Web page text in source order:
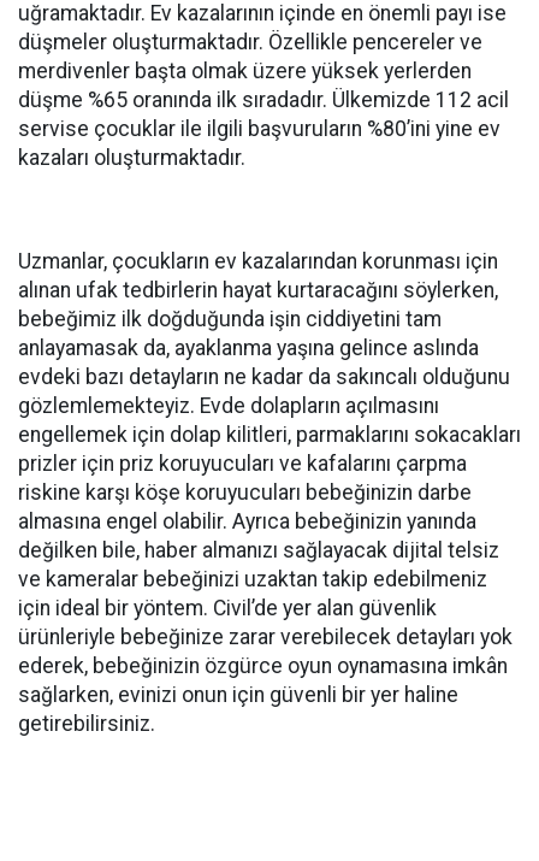
uğramaktadır. Ev kazalarının içinde en önemli payı ise
düşmeler oluşturmaktadır. Özellikle pencereler ve
merdivenler başta olmak üzere yüksek yerlerden
düşme %65 oranında ilk sıradadır. Ülkemizde 112 acil
servise çocuklar ile ilgili başvuruların %80’ini yine ev
kazaları oluşturmaktadır.
Uzmanlar, çocukların ev kazalarından korunması için
alınan ufak tedbirlerin hayat kurtaracağını söylerken,
bebeğimiz ilk doğduğunda işin ciddiyetini tam
anlayamasak da, ayaklanma yaşına gelince aslında
evdeki bazı detayların ne kadar da sakıncalı olduğunu
gözlemlemekteyiz. Evde dolapların açılmasını
engellemek için dolap kilitleri, parmaklarını sokacakları
prizler için priz koruyucuları ve kafalarını çarpma
riskine karşı köşe koruyucuları bebeğinizin darbe
almasına engel olabilir. Ayrıca bebeğinizin yanında
değilken bile, haber almanızı sağlayacak dijital telsiz
ve kameralar bebeğinizi uzaktan takip edebilmeniz
için ideal bir yöntem. Civil’de yer alan güvenlik
ürünleriyle bebeğinize zarar verebilecek detayları yok
ederek, bebeğinizin özgürce oyun oynamasına imkân
sağlarken, evinizi onun için güvenli bir yer haline
getirebilirsiniz.